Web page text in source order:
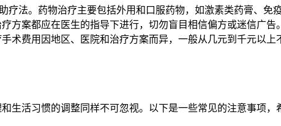
法。药物治疗主要包括外用和口服药物，如激素类药膏、免
方案都应在医生的指导下进行，切勿盲目相信偏方或迷信广
费用因地区、医院和治疗方案而异，一般从几元到千元以上
活习惯的调整同样不可忽视。以下是一些常见的注意事项，